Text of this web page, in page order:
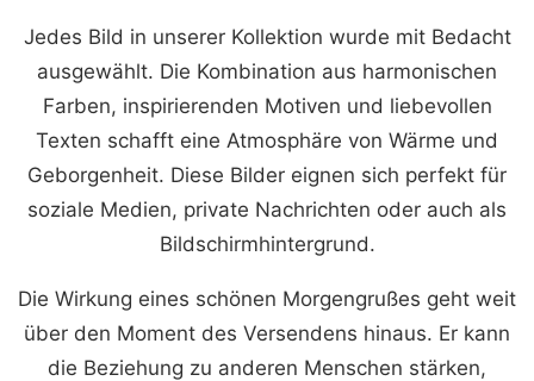
Jedes Bild in unserer Kollektion wurde mit Bedacht
ausgewählt. Die Kombination aus harmonischen
Farben, inspirierenden Motiven und liebevollen
Texten schafft eine Atmosphäre von Wärme und
Geborgenheit. Diese Bilder eignen sich perfekt für
soziale Medien, private Nachrichten oder auch als
Bildschirmhintergrund.
Die Wirkung eines schönen Morgengrußes geht weit
über den Moment des Versendens hinaus. Er kann
die Beziehung zu anderen Menschen stärken,